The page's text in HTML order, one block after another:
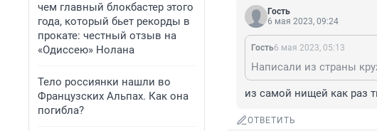
чем главный блокбастер этого
года, который бьет рекорды в
прокате: честный отзыв на
«Одиссею» Нолана
Тело россиянки нашли во
Французских Альпах. Как она
погибла?
Гость
6 мая 2023, 09:24
Гость6 мая 2023, 05:13
Написали из страны
из самой нищей как раз
ОТВЕТИТЬ